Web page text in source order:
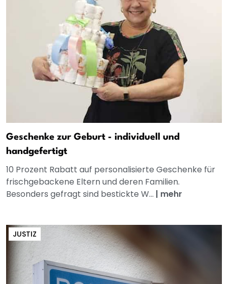
Geschenke zur Geburt - individuell und
handgefertigt
10 Prozent Rabatt auf personalisierte Geschenke für
frischgebackene Eltern und deren Familien.
Besonders gefragt sind bestickte W... | mehr
JUSTIZ